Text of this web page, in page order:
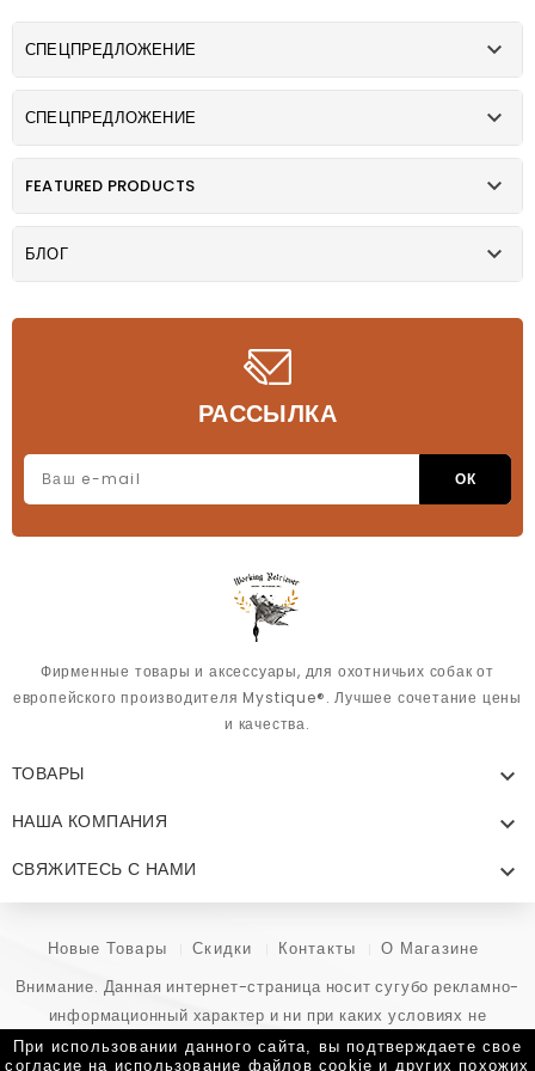
СПЕЦПРЕДЛОЖЕНИЕ 
СПЕЦПРЕДЛОЖЕНИЕ 
FEATURED PRODUCTS 
БЛОГ 
РАССЫЛКА
Фирменные товары и аксессуары, для охотничьих собак от
европейского производителя Mystique®. Лучшее сочетание цены
и качества.
ТОВАРЫ 
НАША КОМПАНИЯ 
СВЯЖИТЕСЬ С НАМИ 
При использовании данного сайта, вы подтверждаете свое
согласие на использование файлов cookie и других похожих
Новые Товары Скидки Контакты
О Магазине
Внимание. Данная интернет-страница носит сугубо рекламно-
информационный характер и ни при каких условиях не
является публичной офертой, определяемой положениями